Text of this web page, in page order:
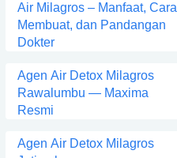
Air Milagros – Manfaat, Cara
Membuat, dan Pandangan
Dokter
Agen Air Detox Milagros
Rawalumbu — Maxima
Resmi
Agen Air Detox Milagros